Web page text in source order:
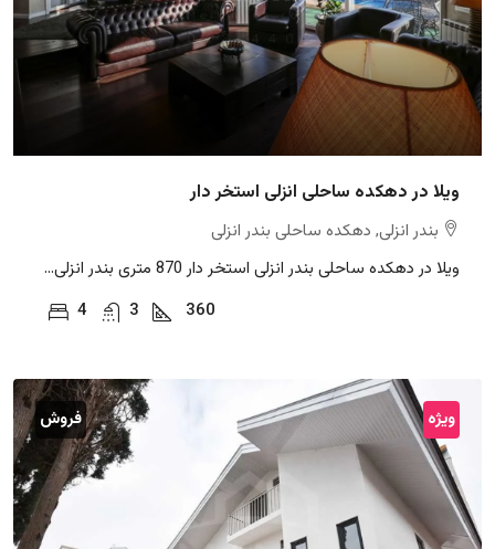
ویلا در دهکده ساحلی انزلی استخر دار
بندر انزلی, دهکده ساحلی بندر انزلی
ویلا در دهکده ساحلی بندر انزلی استخر دار 870 متری بندر انزلی...
4
3 360
ویژه فروش